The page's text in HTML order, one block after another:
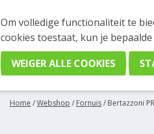
WEBSHOP BESTELLINGEN
Je kan tijdelijk geen bestelling
Home /Webshop / Fornuis/ Bertazzoni
Om volledige functionaliteit te
cookies toestaat, kun je